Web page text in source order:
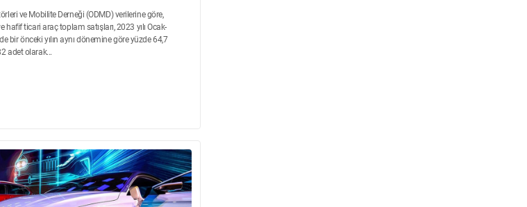
ve Mobilite Derneği (ODMD) verilerine göre,
hafif ticari araç toplam satışları, 2023 yılı Ocak-
bir önceki yılın aynı dönemine göre yüzde 64,7
adet olarak...